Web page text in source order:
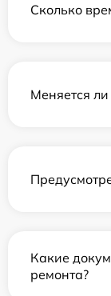
Сколько
Меняется
Какие
ремонта?